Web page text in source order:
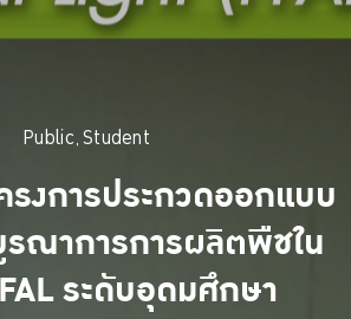
Public,Student
รงการประกวดออกแบบ
ณาการการผลิตพืชใน
ระดับอุดมศึกษา